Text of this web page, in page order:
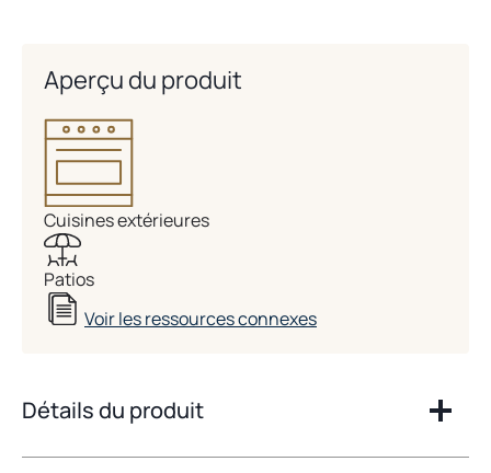
Aperçu du produit
Cuisines extérieures
Patios
Voir les ressources connexes
Détails du produit